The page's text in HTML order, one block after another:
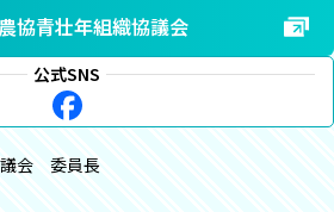
協青壮年組織協議会
公式SNS
議会 委員長